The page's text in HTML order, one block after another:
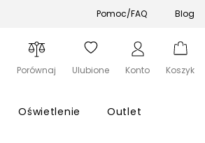
Pomoc/FAQ Blog
Porównaj Ulubione Konto Koszyk
Oświetlenie Outlet